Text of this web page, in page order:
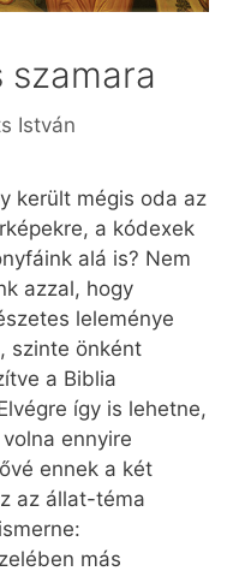
szamara
István
került mégis oda az
a kódexek
alá is? Nem
azzal, hogy
leleménye
szinte önként
a Biblia
így is lehetne,
ennyire
ennek a két
az állat-téma
más